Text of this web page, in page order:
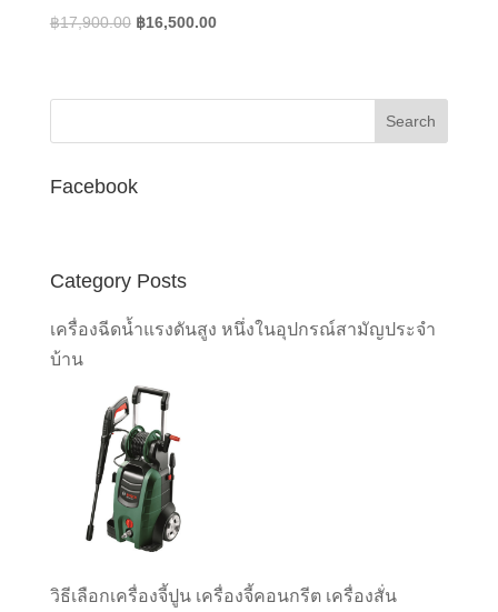
฿17,900.00 Original
฿17,900.00.
฿16,500.00Current
฿16,500.00.
Facebook
Category Posts
เครื่องฉีดน้ำแรงดันสูง หนึ่งในอุปกรณ์สามัญประจำ
บ้าน
วิธีเลือกเครื่องจี้ปูน เครื่องจี้คอนกรีต เครื่องสั่น